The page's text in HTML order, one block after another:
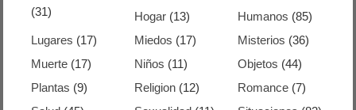
(31)
Hogar (13) Humanos (85)
Lugares (17) Miedos (17) Misterios (36)
Muerte (17) Niños (11) Objetos (44)
Plantas (9) Religion (12) Romance(7)